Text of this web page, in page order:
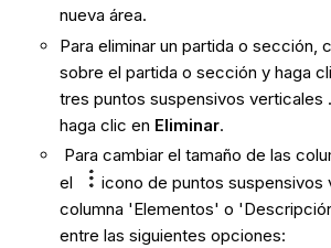
nueva área.
Para eliminar un partida o sección,
sobre el partida o sección y haga
tres puntos suspensivos verticales
haga clic en Eliminar.
Para cambiar el tamaño de las
el
icono de puntos suspensivos
columna 'Elementos' o
entre las siguientes opciones: